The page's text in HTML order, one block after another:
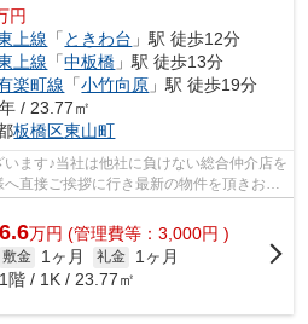
円
上線 「 ときわ台 」駅 徒歩12分
上線 「中板橋 」駅 徒歩13分
楽町線 「小竹向原 」駅 徒歩19分
/ 23.77㎡
板橋区東山町
ます♪当社は他社に負けない総合仲介店を
直接ご挨拶に行き最新の物件を頂きお客
報は...
6.6万円 (管理費等：3,000円 )
敷金 1ヶ月 礼金
1ヶ月
1階 / 1K / 23.77㎡